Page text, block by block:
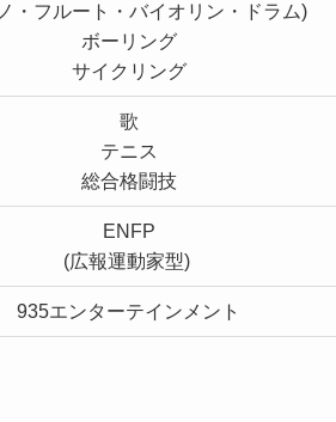
・フルート・バイオリン・ドラム)
ボーリング
サイクリング
歌
テニス
総合格闘技
ENFP
(広報運動家型)
935エンターテインメント